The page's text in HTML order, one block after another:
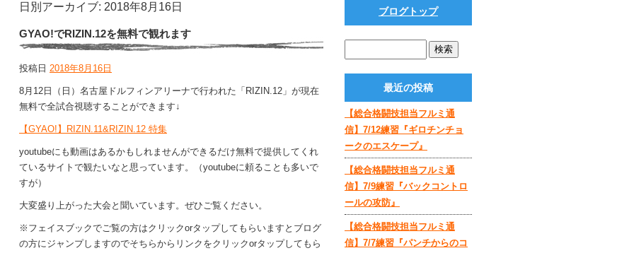
日別アーカイブ: 2018年8月16日
GYAO!でRIZIN.12を無料で観れます
投稿日 2018年8月16日
8月12日（日）名古屋ドルフィンアリーナで行われた「RIZIN.12」が現在
無料で全試合視聴することができます↓
【GYAO!】RIZIN.11&RIZIN.12 特集
youtubeにも動画はあるかもしれませんができるだけ無料で提供してくれ
ているサイトで観たいなと思っています。（youtubeに頼ることも多いで
すが）
大変盛り上がった大会と聞いています。ぜひご覧ください。
※フェイスブックでご覧の方はクリックorタップしてもらいますとブログ
の方にジャンプしますのでそちらからリンクをクリックorタップしてもら
ブログトップ
最近の投稿
【総合格闘技担当フルミ通
信】7/12練習『ギロチンチョ
ークのエスケープ』
【総合格闘技担当フルミ通
信】7/9練習『バックコントロ
ールの攻防』
【総合格闘技担当フルミ通
信】7/7練習『パンチからのコ